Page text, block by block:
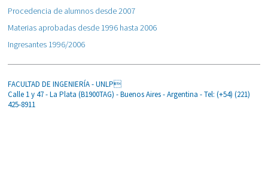
Procedencia de alumnos desde 2007
Materias aprobadas desde 1996 hasta 2006
Ingresantes 1996/2006
FACULTAD DE INGENIERÍA - UNLP
Calle 1 y 47 - La Plata (B1900TAG) - Buenos Aires - Argentina - Tel: (+54) (221)
425-8911